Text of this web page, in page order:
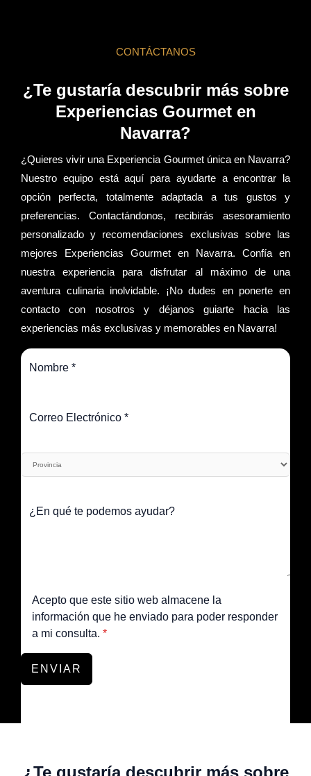
CONTÁCTANOS
¿Te gustaría descubrir más sobre
Experiencias Gourmet en
Navarra?
¿Quieres vivir una Experiencia Gourmet única en Navarra?
Nuestro equipo está aquí para ayudarte a encontrar la
opción perfecta, totalmente adaptada a tus gustos y
preferencias. Contactándonos, recibirás asesoramiento
personalizado y recomendaciones exclusivas sobre las
mejores Experiencias Gourmet en Navarra. Confía en
nuestra experiencia para disfrutar al máximo de una
aventura culinaria inolvidable. ¡No dudes en ponerte en
contacto con nosotros y déjanos guiarte hacia las
experiencias más exclusivas y memorables en Navarra!
Acepto que este sitio web almacene la
información que he enviado para poder responder
a mi consulta. *
ENVIAR
¿Te gustaría descubrir más sobre